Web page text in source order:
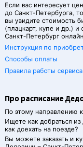
Если вас интересует
до Санкт-Петербурга,
вы увидите стоимость
(плацкарт, купе и др.)
Санкт-Петербург
Инструкция по
Способы оплаты
Правила работы сервиса
Про расписание
По этому направлению
Ищете как добраться из
как доехать на поезде?
Вы можете заказать и